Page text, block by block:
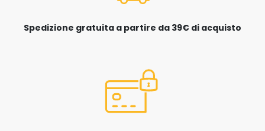
Spedizione gratuita a partire da 39€ di acquisto